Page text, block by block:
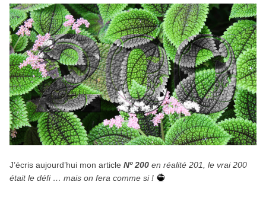
J’écris aujourd’hui mon article Nº 200 en réalité 201, le vrai 200
était le défi … mais on fera comme si !